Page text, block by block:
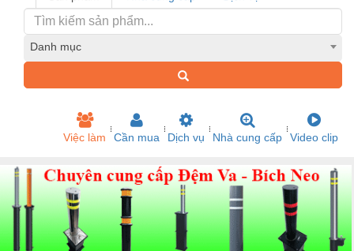
Danh mục
Việc làm Cần mua Dịch vụ Nhà cung cấp Video clip